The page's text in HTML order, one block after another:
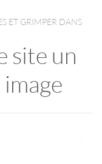
ET GRIMPER DANS
site un